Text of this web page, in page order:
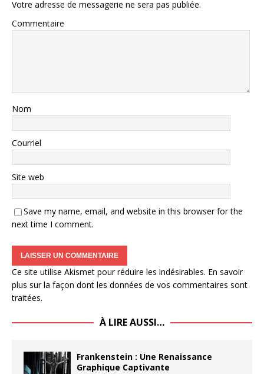
Votre adresse de messagerie ne sera pas publiée.
Commentaire
Nom
Courriel
Site web
Save my name, email, and website in this browser for the
next time I comment.
Ce site utilise Akismet pour réduire les indésirables. En savoir
plus sur la façon dont les données de vos commentaires sont
traitées.
À LIRE AUSSI…
Frankenstein : Une Renaissance
Graphique Captivante